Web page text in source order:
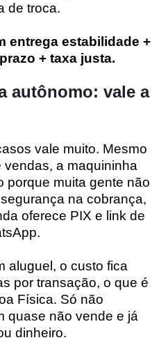
de troca.
entrega estabilidade +
+ taxa justa.
autônomo: vale a
vale muito. Mesmo
a maquininha
porque muita gente não
na cobrança,
oferece PIX e link de
aluguel, o custo fica
por transação, o que é
Física. Só não
quase não vende e já
dinheiro.